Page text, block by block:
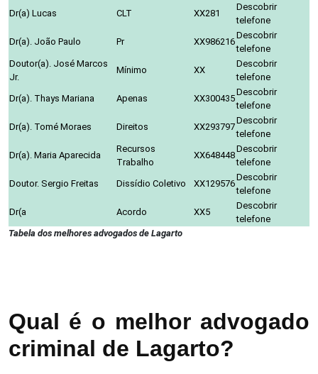
Dr(a) Lucas
CLT XX281
Descobrir
telefone
Dr(a). João Paulo
Pr XX986216
Descobrir
telefone
Doutor(a). José Marcos
Jr.
Mínimo XX
Descobrir
telefone
Dr(a). Thays Mariana
Apenas XX300435
Descobrir
telefone
Dr(a). Tomé Moraes
Direitos XX293797
Descobrir
telefone
Dr(a). Maria Aparecida
Recursos
Trabalho
XX648448
Descobrir
telefone
Doutor. Sergio Freitas
Dissídio Coletivo XX129576
Descobrir
telefone
Dr(a
Acordo XX5
Descobrir
telefone
Tabela dos melhores advogados de Lagarto
Qual é o melhor advogado
criminal de Lagarto?